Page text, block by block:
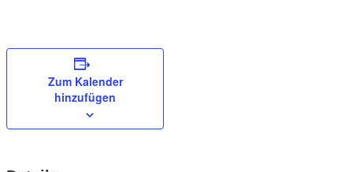
Zum Kalender
hinzufügen